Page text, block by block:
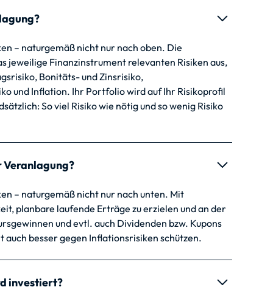
– naturgemäß nicht nur nach oben. Die
jeweilige Finanzinstrument relevanten Risiken aus,
Bonitäts- und Zinsrisiko,
und Inflation. Ihr Portfolio wird auf Ihr Risikoprofil
So viel Risiko wie nötig und so wenig Risiko
Veranlagung?
– naturgemäß nicht nur nach unten. Mit
planbare laufende Erträge zu erzielen und an der
und evtl. auch Dividenden bzw. Kupons
auch besser gegen Inflationsrisiken schützen.
investiert?